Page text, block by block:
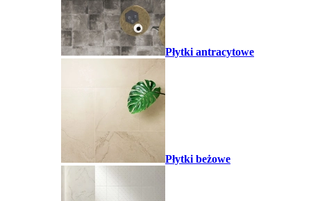
Płytki antracytowe
Płytki beżowe